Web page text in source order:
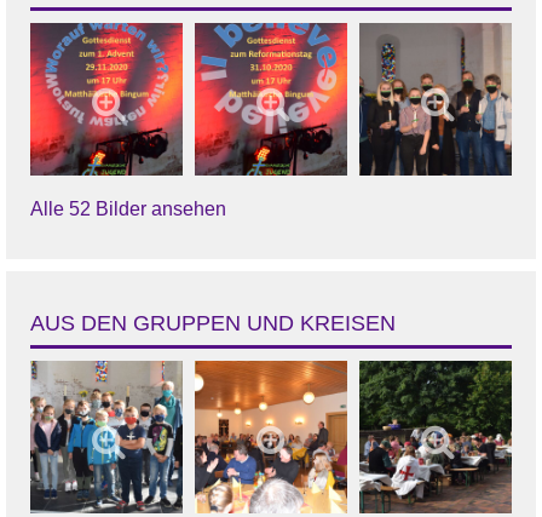
Alle 52 Bilder ansehen
AUS DEN GRUPPEN UND KREISEN